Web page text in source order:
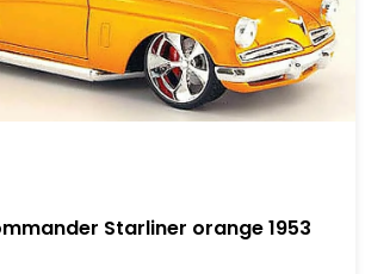
Starliner orange 1953